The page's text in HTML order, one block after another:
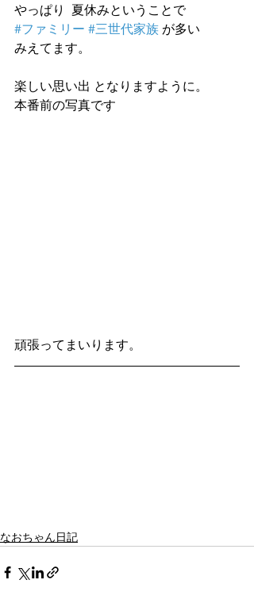
やっぱり  夏休みということで
#ファミリー #三世代家族 が多い
みえてます。
楽しい思い出 となりますように。
本番前の写真です
頑張ってまいります。
なおちゃん日記